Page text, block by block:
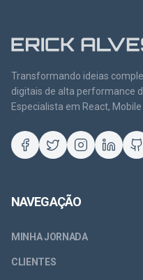
Transformando ideias
digitais de alta performance
Especialista em React, Mobile
NAVEGAÇÃO
MINHA JORNADA
CLIENTES